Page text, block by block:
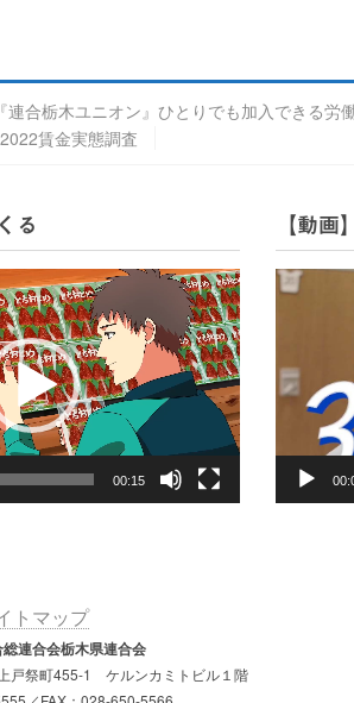
『連合栃木ユニオン』ひとりでも加入できる労
2022賃金実態調査
る
00:15
【動画
動
ー
ヤ
トマップ
連合会栃木県連合会
戸祭町455-1 ケルンカミトビル１階